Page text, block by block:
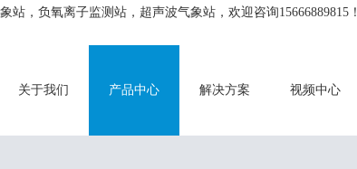
，负氧离子监测站，超声波气象站，欢迎咨询15666889815！
关于我们 产品中心 解决方案 视频中心